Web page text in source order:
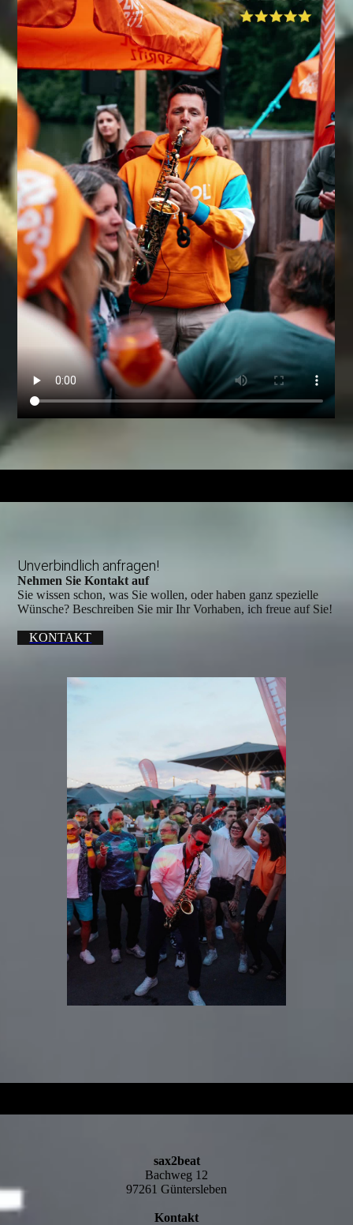
Unverbindlich anfragen!
Nehmen Sie Kontakt auf
Sie wissen schon, was Sie wollen, oder haben ganz spezielle
Wünsche? Beschreiben Sie mir Ihr Vorhaben, ich freue auf Sie!
KONTAKT
sax2beat
Bachweg 12
97261 Güntersleben
Kontakt